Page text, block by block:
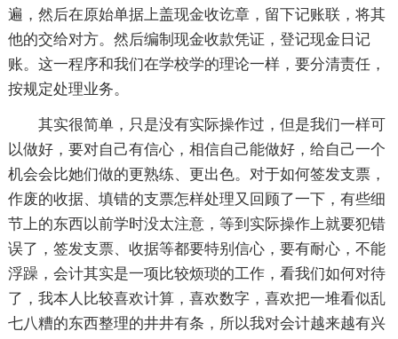
遍，然后在原始单据上盖现金收讫章，留下记账联，将其
他的交给对方。然后编制现金收款凭证，登记现金日记
账。这一程序和我们在学校学的理论一样，要分清责任，
按规定处理业务。
其实很简单，只是没有实际操作过，但是我们一样可
以做好，要对自己有信心，相信自己能做好，给自己一个
机会会比她们做的更熟练、更出色。对于如何签发支票，
作废的收据、填错的支票怎样处理又回顾了一下，有些细
节上的东西以前学时没太注意，等到实际操作上就要犯错
误了，签发支票、收据等都要特别信心，要有耐心，不能
浮躁，会计其实是一项比较烦琐的工作，看我们如何对待
了，我本人比较喜欢计算，喜欢数字，喜欢把一堆看似乱
七八糟的东西整理的井井有条，所以我对会计越来越有兴